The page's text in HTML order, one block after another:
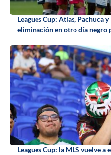
Leagues Cup: Atlas, Pachuca
eliminación en otro día negro
Leagues Cup: la MLS vuelve